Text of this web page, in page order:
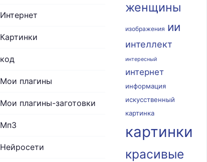
Интернет
Картинки
код
Мои плагины
Мои плагины-заготовки
Мп3
Нейросети
женщины
изображения ии
интеллект
интересный
интернет
информация
искусственный
картинка
картинки
красивые